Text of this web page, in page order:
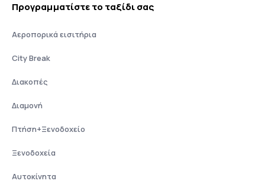
Προγραμματίστε το ταξίδι σας
Αεροπορικά εισιτήρια
City Break
Διακοπές
Διαμονή
Πτήση+Ξενοδοχείο
Ξενοδοχεία
Αυτοκίνητα